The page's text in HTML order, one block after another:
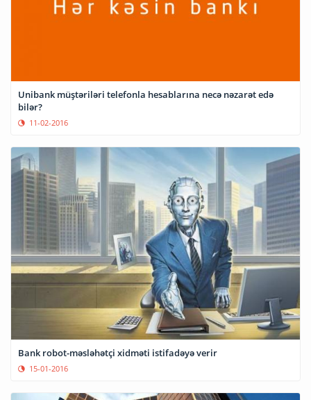
Unibank müştəriləri telefonla hesablarına necə nəzarət edə
bilər?
11-02-2016
Bank robot-məsləhətçi xidməti istifadəyə verir
15-01-2016